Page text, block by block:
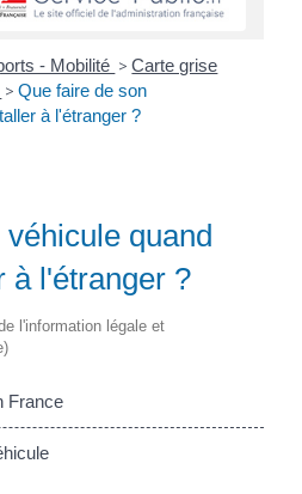
- Mobilité > Carte grise
> Que faire de son
à l'étranger ?
quand
à l'étranger ?
l'information légale et
France